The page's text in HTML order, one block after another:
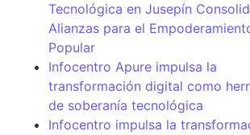
Tecnológica en Jusepín
Alianzas para el
Popular
Infocentro Apure impulsa la
transformación digital como
de soberanía tecnológica
Infocentro impulsa la